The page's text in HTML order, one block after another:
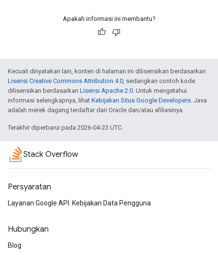
Apakah informasi ini membantu?
Kecuali dinyatakan lain, konten di halaman ini dilisensikan berdasarkan
Lisensi Creative Commons Attribution 4.0, sedangkan contoh kode
dilisensikan berdasarkan Lisensi Apache 2.0. Untuk mengetahui
informasi selengkapnya, lihat Kebijakan Situs Google Developers. Java
adalah merek dagang terdaftar dari Oracle dan/atau afiliasinya.
Terakhir diperbarui pada 2026-04-23 UTC.
Stack Overflow
Persyaratan
Layanan Google API: Kebijakan Data Pengguna
Hubungkan
Blog